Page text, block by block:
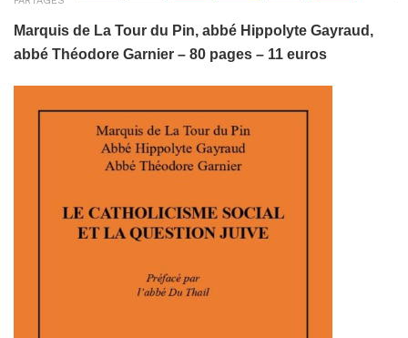
Marquis de La Tour du Pin, abbé Hippolyte Gayraud,
abbé Théodore Garnier – 80 pages – 11 euros